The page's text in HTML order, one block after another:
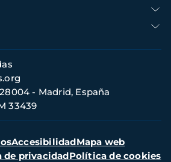
- Madrid, España
33439
AccesibilidadMapa web
de privacidadPolítica de cookies